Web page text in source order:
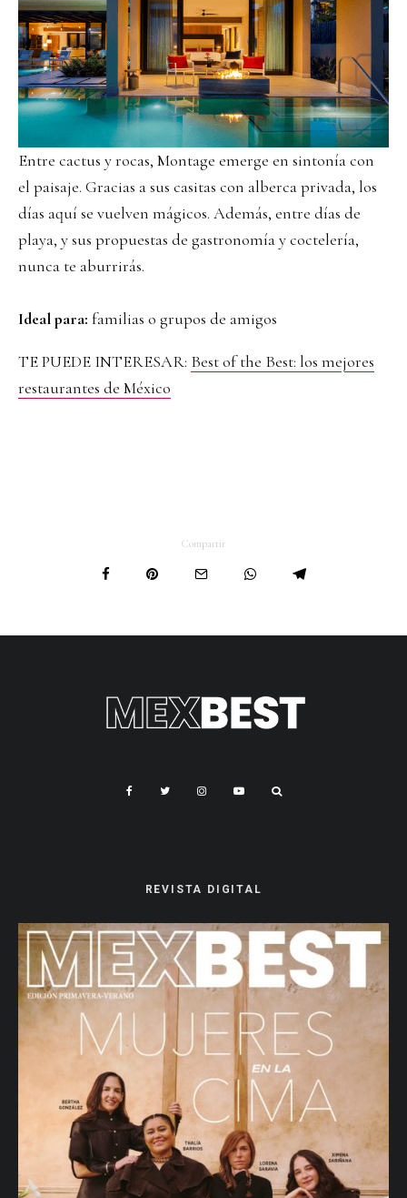
Entre cactus y rocas, Montage emerge en sintonía con
el paisaje. Gracias a sus casitas con alberca privada, los
días aquí se vuelven mágicos. Además, entre días de
playa, y sus propuestas de gastronomía y coctelería,
nunca te aburrirás.
Ideal para: familias o grupos de amigos
TE PUEDE INTERESAR: Best of the Best: los mejores
restaurantes de México
Compartir
REVISTA DIGITAL